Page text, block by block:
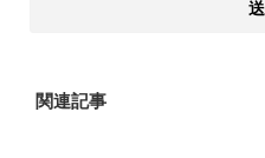
関連記事